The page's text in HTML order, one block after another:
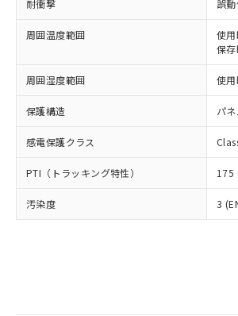
耐衝撃 誤
周囲温度範囲
使
保
周囲湿度範囲 使
保護構造 パ
感電保護クラス
PTI（トラッキング特性） 175
汚染度 3
ビス）をご利用いただくに
メンバーズにご登録されて
お客様が当ウェブサイト上
登録された部品リストにつ
および当社の共同利用者が
品・サービスに関するお客
引・商談に必要な範囲で利
をご了承ください。
の共同利用に関して"
の
用者の範囲」に記載されて
月が前後することがあります。
※3 非含有証明書ダウンロー
下記の非含有証明書をダウンロ
EU RoHS指令（10物質）の非含
51物質の非含有証明書（当社基準
※本証明書は発行日時点で非含
るもので、過去に遡って非含有
ものではありません。
質が外部に漏えいし、環境に深
及ぼさない年数を意味します。
「－」：未確認です。当社販売
法に輸出するおそれがある
キ
情報を公開していない